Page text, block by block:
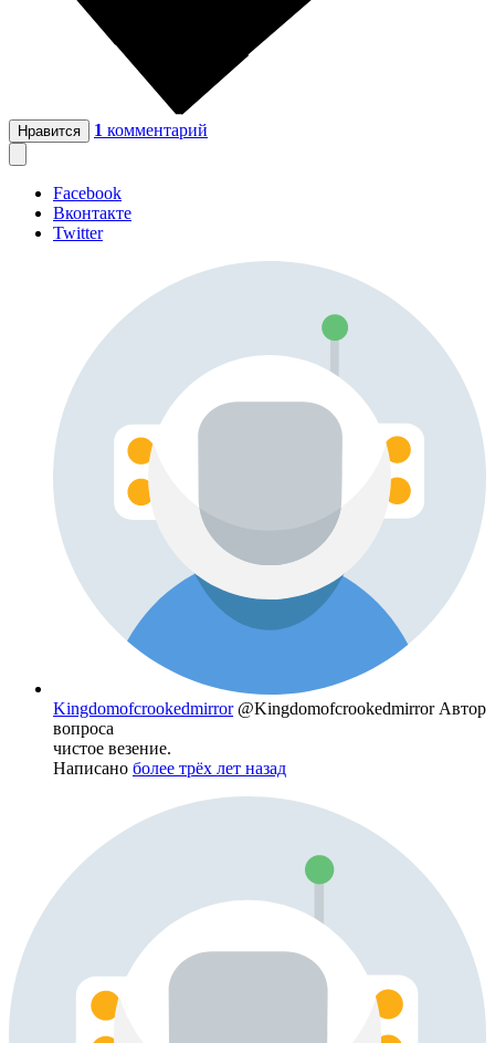
Нравится 1 комментарий
Facebook
Вконтакте
Twitter
Kingdomofcrookedmirror @Kingdomofcrookedmirror Автор
вопроса
чистое везение.
Написано более трёх лет назад